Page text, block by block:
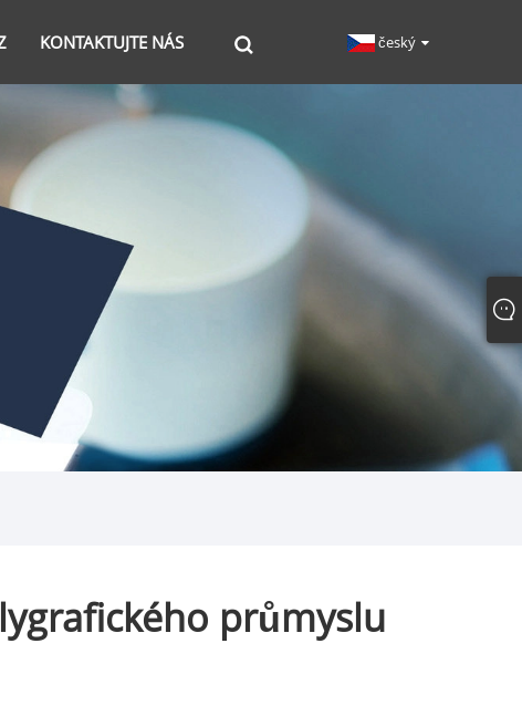
KONTAKTUJTE NÁS český
průmyslu